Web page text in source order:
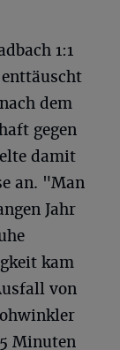
1:1
dem
gegen
damit
an. "Man
Jahr
kam
von
Minuten